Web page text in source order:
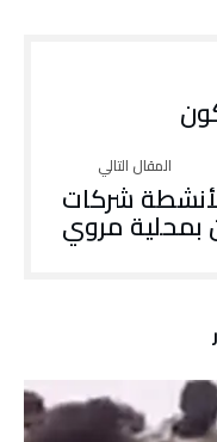
شركات
بمحلية مروي